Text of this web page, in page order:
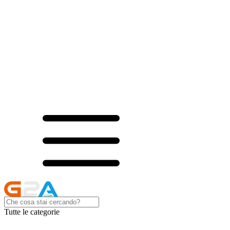
Tutte le categorie